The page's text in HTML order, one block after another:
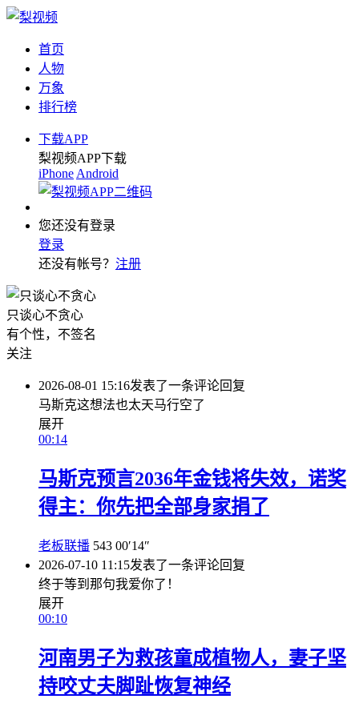
首页
人物
万象
排行榜
下载APP
梨视频APP下载
iPhone Android
您还没有登录
登录
还没有帐号？ 注册
只谈心不贪心
有个性，不签名
关注
2026-08-01 15:16发表了一条评论回复
马斯克这想法也太天马行空了
展开
00:14
马斯克预言2036年金钱将失效，诺奖
得主：你先把全部身家捐了
老板联播 543 00′14″
2026-07-10 11:15发表了一条评论回复
终于等到那句我爱你了！
展开
00:10
河南男子为救孩童成植物人，妻子坚
持咬丈夫脚趾恢复神经